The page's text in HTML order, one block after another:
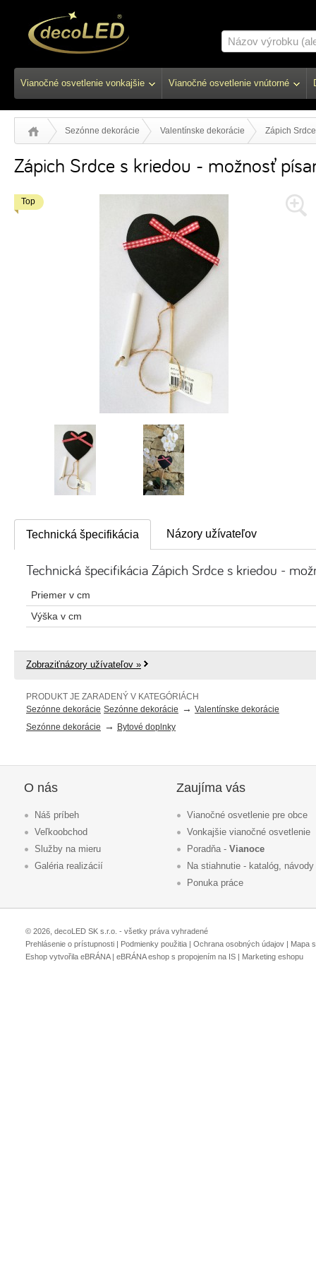
Vianočné osvetlenie vonkajšie Vianočné osvetlenie vnútorné
Sezónne dekorácie Valentínske dekorácie Zápich
Zápich Srdce s kriedou - možnosť
Top
Technická špecifikácia Názory užívateľov
Technická špecifikácia Zápich Srdce s kriedou -
Priemer v cm
Výška v cm
Zobraziťnázory užívateľov »
PRODUKT JE ZARADENÝ V KATEGÓRIÁCH
Sezónne dekorácie Sezónne dekorácie → Valentínske dekorácie
Sezónne dekorácie → Bytové doplnky
O nás
Náš príbeh
Veľkoobchod
Služby na mieru
Galéria realizácií
Zaujíma vás
Vianočné osvetlenie pre obce
Vonkajšie vianočné osvetlenie
Poradňa - Vianoce
Na stiahnutie - katalóg, návody
Ponuka práce
© 2026, decoLED SK s.r.o. - všetky práva vyhradené
Prehlásenie o prístupnosti | Podmienky použitia | Ochrana osobných údajov | Mapa
Eshop vytvořila eBRÁNA| eBRÁNA eshop s propojením na IS | Marketing eshopu